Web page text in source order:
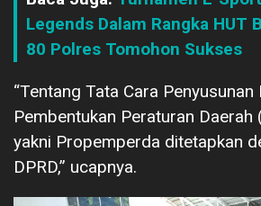
Legends Dalam Rangka HUT
80 Polres Tomohon Sukses
“Tentang Tata Cara
Pembentukan Peraturan
yakni Propemperda ditetapkan
DPRD,” ucapnya.